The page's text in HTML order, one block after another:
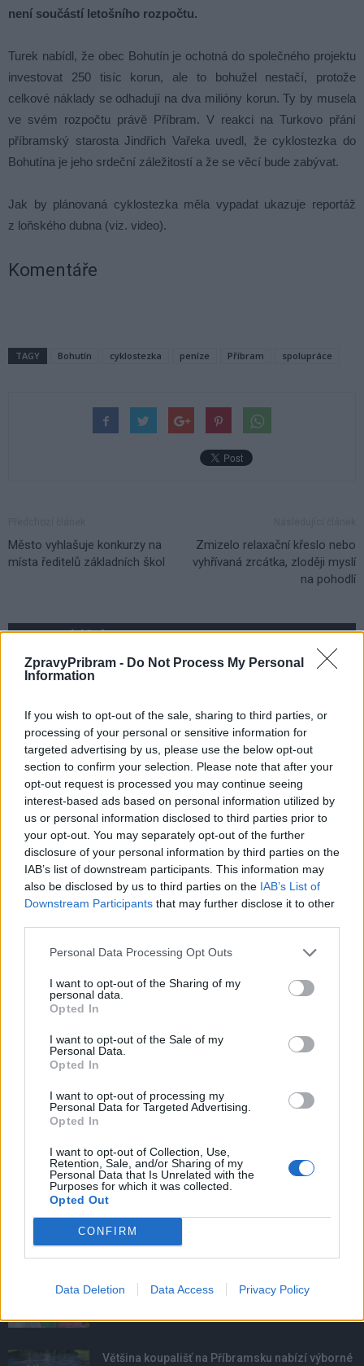
ZpravyPribram - Do Not Process My Personal
Information
If you wish to opt-out of the sale, sharing to third parties, or
processing of your personal or sensitive information for
targeted advertising by us, please use the below opt-out
section to confirm your selection. Please note that after your
opt-out request is processed you may continue seeing
interest-based ads based on personal information utilized by
us or personal information disclosed to third parties prior to
your opt-out. You may separately opt-out of the further
disclosure of your personal information by third parties on the
IAB’s list of downstream participants. This information may
also be disclosed by us to third parties on the IAB’s List of
Downstream Participants that may further disclose it to other
Personal Data Processing Opt Outs
I want to opt-out of the Sharing of my
personal data.
Opted In
I want to opt-out of the Sale of my
Personal Data.
Opted In
I want to opt-out of processing my
Personal Data for Targeted Advertising.
Opted In
I want to opt-out of Collection, Use,
Retention, Sale, and/or Sharing of my
Personal Data that Is Unrelated with the
Purposes for which it was collected.
Opted Out
CONFIRM
Data Deletion Data Access Privacy Policy
není součástí letošního rozpočtu.
Turek nabídl, že obec Bohutín je ochotná do společného projektu
investovat 250 tisíc korun, ale to bohužel nestačí, protože
celkové náklady se odhadují na dva milióny korun. Ty by musela
ve svém rozpočtu právě Příbram. V reakci na Turkovo přání
příbramský starosta Jindřich Vařeka uvedl, že cyklostezka do
Bohutína je jeho srdeční záležitostí a že se věcí bude zabývat.
Jak by plánovaná cyklostezka měla vypadat ukazuje reportáž
z loňského dubna (viz. video).
Komentáře
TAGY Bohutín cyklostezka peníze Příbram spolupráce
Město vyhlašuje konkurzy na
místa ředitelů základních škol
Zmizelo relaxační křeslo nebo
vyhřívaná zrcátka, zloději myslí
na pohodlí
SOUVISEJÍCÍ ČLÁNKY
VÍCE OD AUTORA
Zpravodajství
výborné podmínky. Horší voda je jen na
Živohošti
Zpravodajství
Příbram modernizuje parkovací automaty.
Přibudou i tři nové poblíž Svaté Hory
Zpravodajství
Středočeský kraj upravil pravidla soutěže.
Obce nově získají body i za předcházení
vzniku odpadu
NOVINKY
6. 8. 2026
Většina koupališť na Příbramsku nabízí výborné